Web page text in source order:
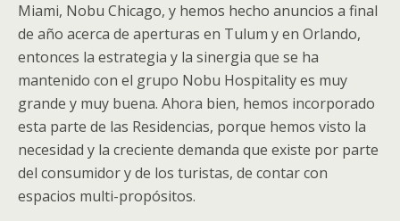
Miami, Nobu Chicago, y hemos hecho anuncios a final
de año acerca de aperturas en Tulum y en Orlando,
entonces la estrategia y la sinergia que se ha
mantenido con el grupo Nobu Hospitality es muy
grande y muy buena. Ahora bien, hemos incorporado
esta parte de las Residencias, porque hemos visto la
necesidad y la creciente demanda que existe por parte
del consumidor y de los turistas, de contar con
espacios multi-propósitos.